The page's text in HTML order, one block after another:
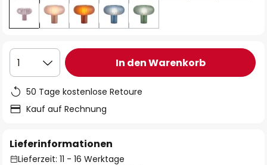
1 In den Warenkorb
50 Tage kostenlose Retoure
Kauf auf Rechnung
Lieferinformationen
Lieferzeit: 11 - 16 Werktage